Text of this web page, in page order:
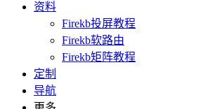
资料
Firekb投屏教程
Firekb软路由
Firekb矩阵教程
定制
导航